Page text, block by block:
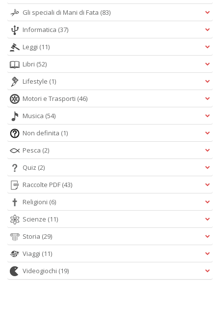
Gli speciali di Mani di Fata (83)
Informatica (37)
Leggi (11)
Libri (52)
Lifestyle (1)
Motori e Trasporti (46)
Musica (54)
Non definita (1)
Pesca (2)
Quiz (2)
Raccolte PDF (43)
Religioni (6)
Scienze (11)
Storia (29)
Viaggi (11)
Videogiochi (19)